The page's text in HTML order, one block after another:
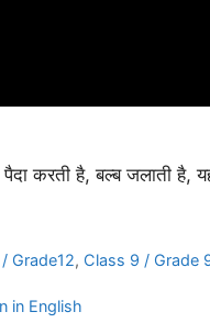
करती है, बल्ब जलाती है,
Grade12, Class 9 / Grade
in English